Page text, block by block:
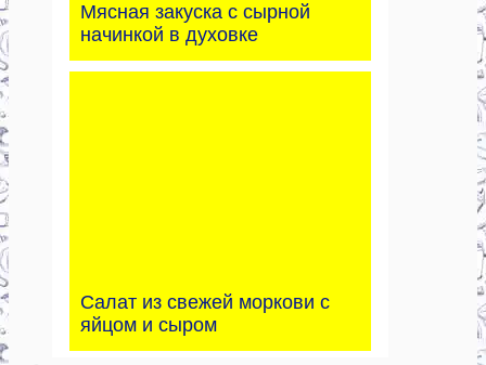
Мясная закуска с сырной
начинкой в духовке
Салат из свежей моркови с
яйцом и сыром